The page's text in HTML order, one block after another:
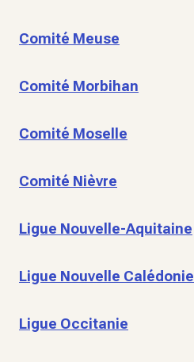
Comité Meuse
Comité Morbihan
Comité Moselle
Comité Nièvre
Ligue Nouvelle-Aquitaine
Ligue Nouvelle Calédonie
Ligue Occitanie